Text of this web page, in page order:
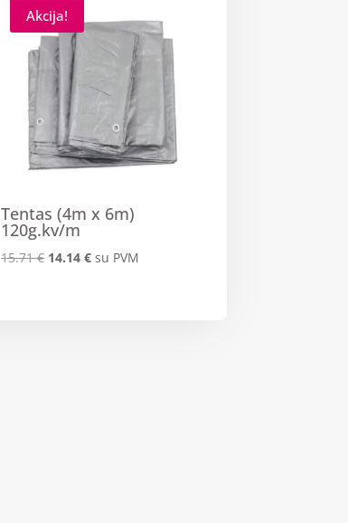
Akcija!
Tentas (4m x 6m)
120g.kv/m
15.71€ Original
14.14€Current
su PVM